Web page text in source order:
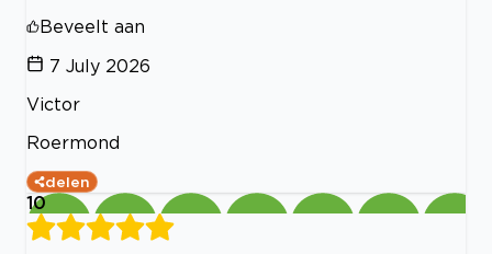
Beveelt aan
7 July 2026
Victor
Roermond
delen
10